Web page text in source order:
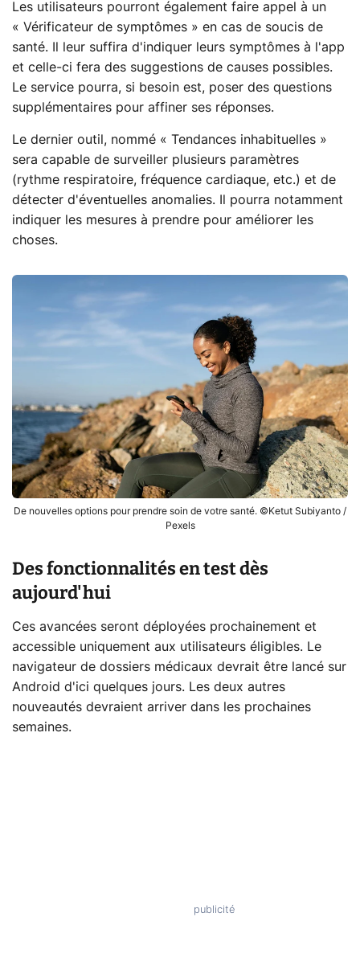
Les utilisateurs pourront également faire appel à un
« Vérificateur de symptômes » en cas de soucis de
santé. Il leur suffira d'indiquer leurs symptômes à l'app
et celle-ci fera des suggestions de causes possibles.
Le service pourra, si besoin est, poser des questions
supplémentaires pour affiner ses réponses.
Le dernier outil, nommé « Tendances inhabituelles »
sera capable de surveiller plusieurs paramètres
(rythme respiratoire, fréquence cardiaque, etc.) et de
détecter d'éventuelles anomalies. Il pourra notamment
indiquer les mesures à prendre pour améliorer les
choses.
De nouvelles options pour prendre soin de votre santé. ©Ketut Subiyanto /
Pexels
Des fonctionnalités en test dès
aujourd'hui
Ces avancées seront déployées prochainement et
accessible uniquement aux utilisateurs éligibles. Le
navigateur de dossiers médicaux devrait être lancé sur
Android d'ici quelques jours. Les deux autres
nouveautés devraient arriver dans les prochaines
semaines.